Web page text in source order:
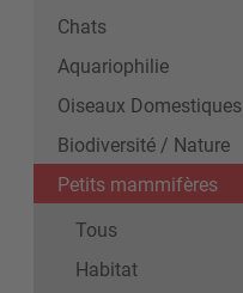
Chats
Aquariophilie
Oiseaux Domestiques
Biodiversité / Nature
Petits mammifères
Tous
Habitat